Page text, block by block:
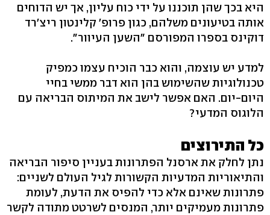
היא בכך שהן תוכננו על ידי כוח עליון, אך יש הדוחים
אותה בטיעונים משלהם, כגון פרופ' קלינטון ריצ'רד
דוקינס בספרו המפורסם "השען העיוור".
למדע יש עוצמה, והוא כבר הוכיח עצמו כמפיק
טכנולוגיות שהשימוש בהן הוא דבר ממשי בחיי
היום-יום. האם אפשר לישב את המיתוס הבריאה עם
הלוגוס המדעי?
כל התירוצים
נתן לחלק את ארסנל הפתרונות בעניין סיפור הבריאה
והתיאוריות המדעיות הקשורות לגיל העולם לשניים:
פתרונות שאינם אלא כדי להפיס את הדעת, לעומת
פתרונות מעמיקים יותר, המנסים לשרטט מתודה לקשר